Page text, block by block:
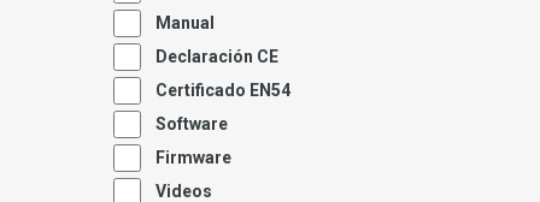
Manual
Declaración CE
Certificado EN54
Software
Firmware
Videos